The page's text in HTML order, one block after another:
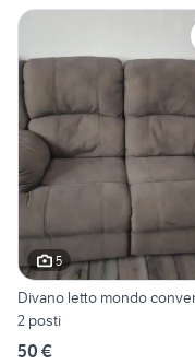
5
Divano letto mondo
2 posti
50 €